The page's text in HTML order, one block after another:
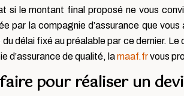
si le montant final proposé ne vous
par la compagnie d’assurance que
délai fixé au préalable par ce dernier.
d’assurance de qualité, lamaaf.frvous
pour réaliser un